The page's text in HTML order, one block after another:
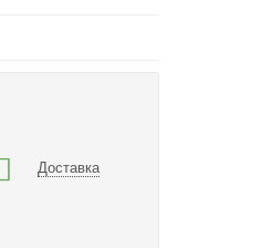
Доставка